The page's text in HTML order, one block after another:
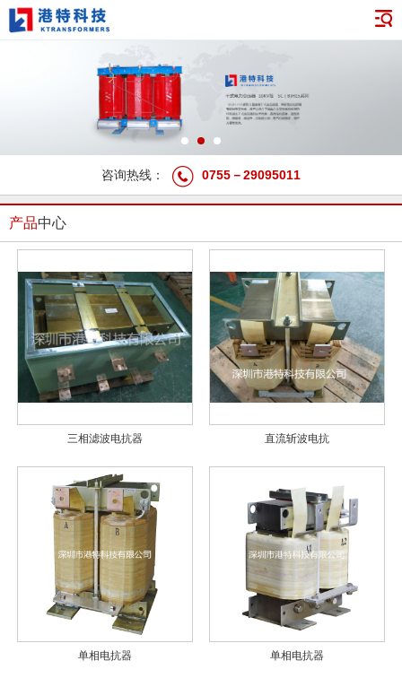
咨询热线： 0755－29095011
产品中心
三相滤波电抗器 直流斩波电抗
单相电抗器 单相电抗器